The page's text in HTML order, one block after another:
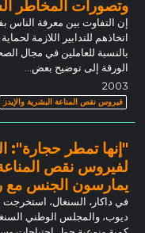
وتصورات المخاطر
إن التفاوت بين معرفة الناس
اتخاذهم للتدابير اللازمة
بالنسبة للعاملين في مجال
الورقة إلى توضيح بعض…
2003
فيروس نقص المناعة البشرية والإيدز
"إنها تمطر حجارة":
لفيروس نقص المناعة
يمارسون الجنس مع
في داكار، السنغال، استخرجت
ديوب، والمجلس الوطني